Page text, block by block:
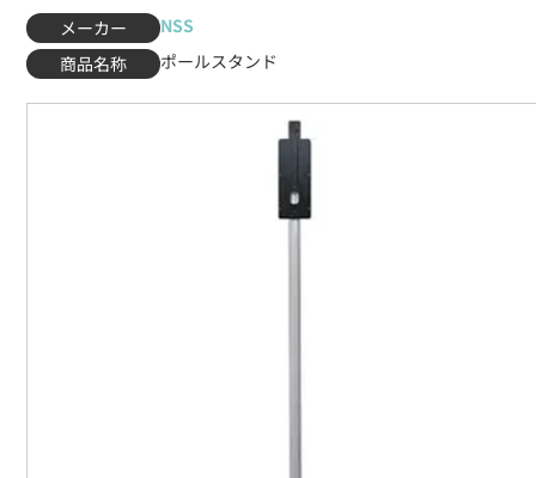
メーカー
NSS
商品名称
ポールスタンド